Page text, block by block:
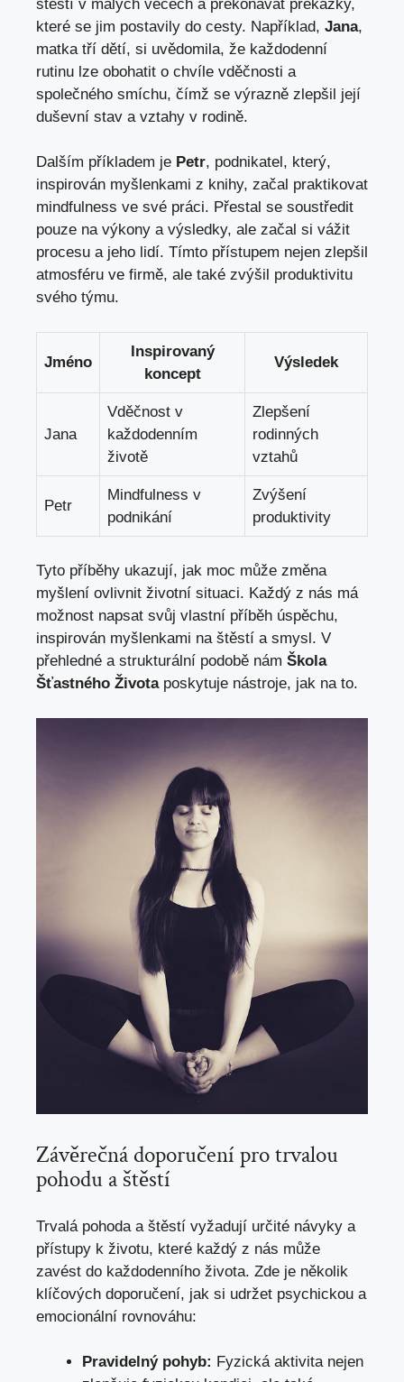
štěstí v malých věcech a překonávat překážky,
které se jim postavily do cesty. Například, Jana,
matka tří dětí, si uvědomila, že každodenní
rutinu lze obohatit o chvíle vděčnosti a
společného smíchu, čímž se výrazně zlepšil její
duševní stav a vztahy v rodině.
Dalším příkladem je Petr, podnikatel, který,
inspirován myšlenkami z knihy, začal praktikovat
mindfulness ve své práci. Přestal se soustředit
pouze na výkony a výsledky, ale začal si vážit
procesu a jeho lidí. Tímto přístupem nejen zlepšil
atmosféru ve firmě, ale také zvýšil produktivitu
svého týmu.
Jméno
Inspirovaný
koncept
Výsledek
Jana
Vděčnost v
každodenním
životě
Zlepšení
rodinných
vztahů
Petr
Mindfulness v
podnikání
Zvýšení
produktivity
Tyto příběhy ukazují, jak moc může změna
myšlení ovlivnit životní situaci. Každý z nás má
možnost napsat svůj vlastní příběh úspěchu,
inspirován myšlenkami na štěstí a smysl. V
přehledné a strukturální podobě nám Škola
Šťastného Životaposkytuje nástroje, jak na to.
Závěrečná doporučení pro trvalou
pohodu a štěstí
Trvalá pohoda a štěstí vyžadují určité návyky a
přístupy k životu, které každý z nás může
zavést do každodenního života. Zde je několik
klíčových doporučení, jak si udržet psychickou a
emocionální rovnováhu:
Pravidelný pohyb: Fyzická aktivita nejen